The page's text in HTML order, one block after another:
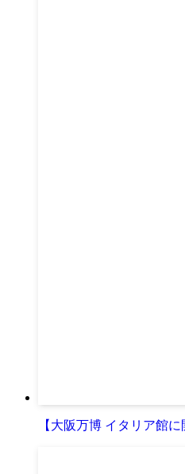
【大阪万博 イタリア館に